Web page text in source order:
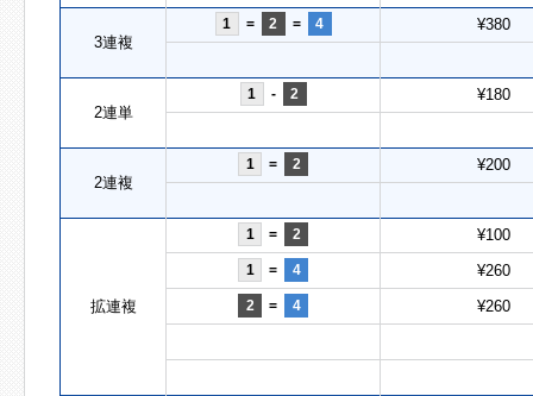
3連複
1 = 2 = 4 ¥380
2連単
1 - 2 ¥180
2連複
1 = 2 ¥200
拡連複
1 = 2 ¥100
1 = 4 ¥260
2 = 4 ¥260